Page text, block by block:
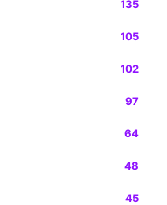
135
105
102
97
64
48
45